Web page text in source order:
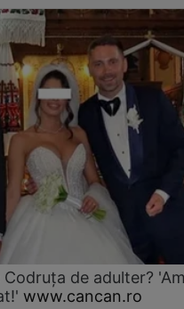
de adulter?
www.cancan.ro